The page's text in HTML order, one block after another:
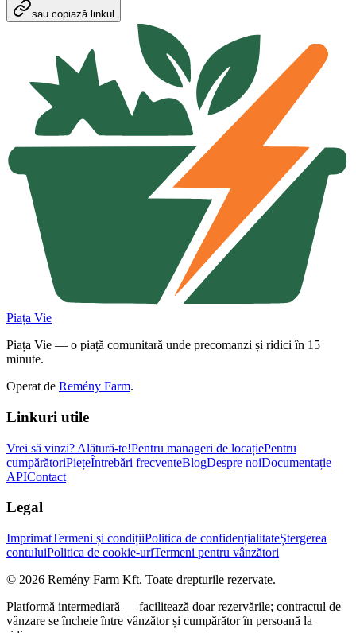
sau copiază linkul
Piața Vie
Piața Vie — o piață comunitară unde precomanzi și ridici în 15
minute.
Operat de Remény Farm.
Linkuri utile
Vrei să vinzi? Alătură-te!Pentru manageri de locațiePentru
cumpărătoriPiețeÎntrebări frecventeBlogDespre noiDocumentație
APIContact
Legal
ImprimatTermeni și condițiiPolitica de confidențialitateȘtergerea
contuluiPolitica de cookie-uriTermeni pentru vânzători
© 2026 Remény Farm Kft. Toate drepturile rezervate.
Platformă intermediară — facilitează doar rezervările; contractul de
vânzare se încheie între vânzător și cumpărător în persoană la